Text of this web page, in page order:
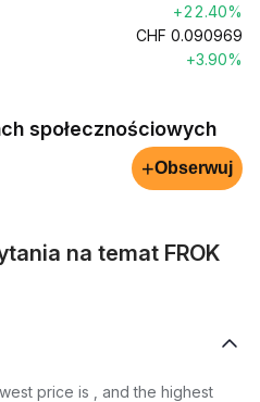
+22.40%
CHF 0.090969
+3.90%
społecznościowych
+Obserwuj
na temat FROK
price is , and the highest